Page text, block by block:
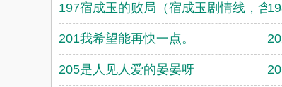
197宿成玉的败局（宿成玉剧情线，含
201我希望能再快一点。
205是人见人爱的晏晏呀